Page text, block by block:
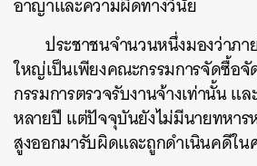
ประชาชนจำนวนหนึ่งมองว่าภ
ใหญ่เป็นเพียงคณะกรรมการจัดซื้อ
กรรมการตรวจรับงานจ้างเท่านั้น แ
หลายปี แต่ปัจจุบันยังไม่มีนายทหาร
สูงออกมารับผิดและถูกดำเนินคดีใน